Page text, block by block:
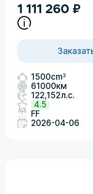
1 111 260 ₽
1500cm3
61000км
122,152л.с.
4.5
FF
2026-04-06